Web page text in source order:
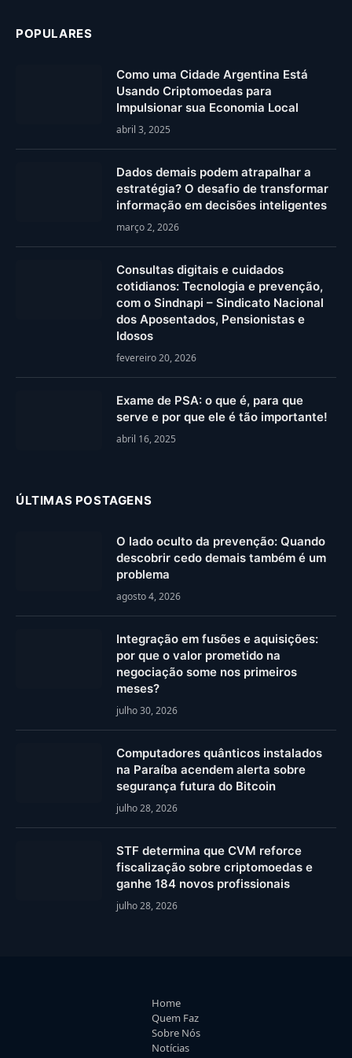
POPULARES
Como uma Cidade Argentina Está
Usando Criptomoedas para
Impulsionar sua Economia Local
abril 3, 2025
Dados demais podem atrapalhar a
estratégia? O desafio de transformar
informação em decisões inteligentes
março 2, 2026
Consultas digitais e cuidados
cotidianos: Tecnologia e prevenção,
com o Sindnapi – Sindicato Nacional
dos Aposentados, Pensionistas e
Idosos
fevereiro 20, 2026
Exame de PSA: o que é, para que
serve e por que ele é tão importante!
abril 16, 2025
ÚLTIMAS POSTAGENS
O lado oculto da prevenção: Quando
descobrir cedo demais também é um
problema
agosto 4, 2026
Integração em fusões e aquisições:
por que o valor prometido na
negociação some nos primeiros
meses?
julho 30, 2026
Computadores quânticos instalados
na Paraíba acendem alerta sobre
segurança futura do Bitcoin
julho 28, 2026
STF determina que CVM reforce
fiscalização sobre criptomoedas e
ganhe 184 novos profissionais
julho 28, 2026
Home
Quem Faz
Sobre Nós
Notícias